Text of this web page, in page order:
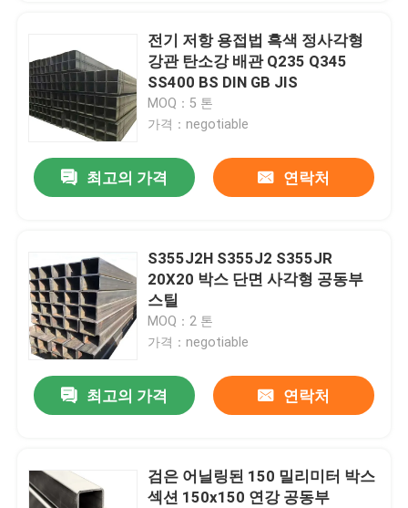
전기 저항 용접법 흑색 정사각형
강관 탄소강 배관 Q235 Q345
SS400 BS DIN GB JIS
MOQ：5 톤
가격：negotiable
최고의 가격 연락처
S355J2H S355J2 S355JR
20X20 박스 단면 사각형 공동부
스틸
MOQ：2 톤
가격：negotiable
최고의 가격 연락처
검은 어닐링된 150 밀리미터 박스
섹션 150x150 연강 공동부